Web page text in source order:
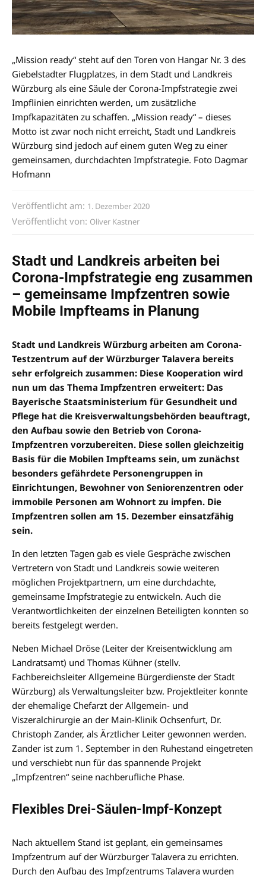
„Mission ready“ steht auf den Toren von Hangar Nr. 3 des
Giebelstadter Flugplatzes, in dem Stadt und Landkreis
Würzburg als eine Säule der Corona-Impfstrategie zwei
Impflinien einrichten werden, um zusätzliche
Impfkapazitäten zu schaffen. „Mission ready“ – dieses
Motto ist zwar noch nicht erreicht, Stadt und Landkreis
Würzburg sind jedoch auf einem guten Weg zu einer
gemeinsamen, durchdachten Impfstrategie. Foto Dagmar
Hofmann
Veröffentlicht am: 1. Dezember 2020
Veröffentlicht von: Oliver Kastner
Stadt und Landkreis arbeiten bei
Corona-Impfstrategie eng zusammen
– gemeinsame Impfzentren sowie
Mobile Impfteams in Planung
Stadt und Landkreis Würzburg arbeiten am Corona-
Testzentrum auf der Würzburger Talavera bereits
sehr erfolgreich zusammen: Diese Kooperation wird
nun um das Thema Impfzentren erweitert: Das
Bayerische Staatsministerium für Gesundheit und
Pflege hat die Kreisverwaltungsbehörden beauftragt,
den Aufbau sowie den Betrieb von Corona-
Impfzentren vorzubereiten. Diese sollen gleichzeitig
Basis für die Mobilen Impfteams sein, um zunächst
besonders gefährdete Personengruppen in
Einrichtungen, Bewohner von Seniorenzentren oder
immobile Personen am Wohnort zu impfen. Die
Impfzentren sollen am 15. Dezember einsatzfähig
sein.
In den letzten Tagen gab es viele Gespräche zwischen
Vertretern von Stadt und Landkreis sowie weiteren
möglichen Projektpartnern, um eine durchdachte,
gemeinsame Impfstrategie zu entwickeln. Auch die
Verantwortlichkeiten der einzelnen Beteiligten konnten so
bereits festgelegt werden.
Neben Michael Dröse (Leiter der Kreisentwicklung am
Landratsamt) und Thomas Kühner (stellv.
Fachbereichsleiter Allgemeine Bürgerdienste der Stadt
Würzburg) als Verwaltungsleiter bzw. Projektleiter konnte
der ehemalige Chefarzt der Allgemein- und
Viszeralchirurgie an der Main-Klinik Ochsenfurt, Dr.
Christoph Zander, als Ärztlicher Leiter gewonnen werden.
Zander ist zum 1. September in den Ruhestand eingetreten
und verschiebt nun für das spannende Projekt
„Impfzentren“ seine nachberufliche Phase.
Flexibles Drei-Säulen-Impf-Konzept
Nach aktuellem Stand ist geplant, ein gemeinsames
Impfzentrum auf der Würzburger Talavera zu errichten.
Durch den Aufbau des Impfzentrums Talavera wurden